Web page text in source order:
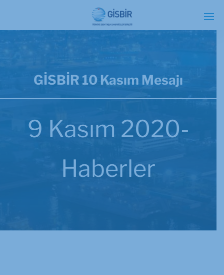
GİSBİR 10 Kasım Mesajı
9 Kasım 2020-
Haberler